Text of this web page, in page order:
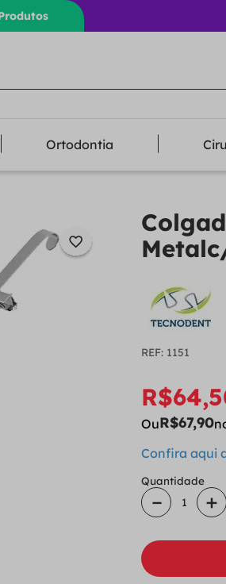
Ortodontia
: 1151
R$64,
OuR$67,90
Confira aqui
Quantidade
＋
－